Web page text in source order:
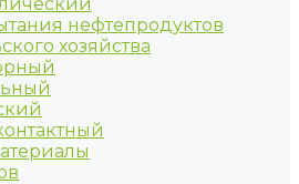
нефтепродуктов
хозяйства